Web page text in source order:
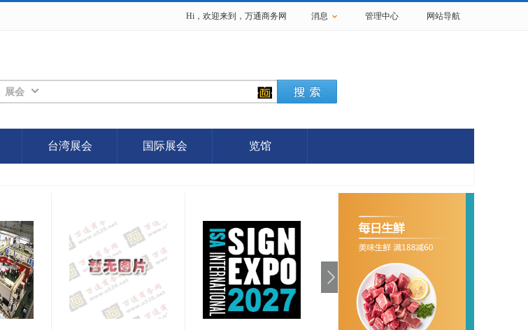
Hi，欢迎来到， 万通商务网 消息 管理中心 网站导航
展会
台湾展会 国际展会 览馆